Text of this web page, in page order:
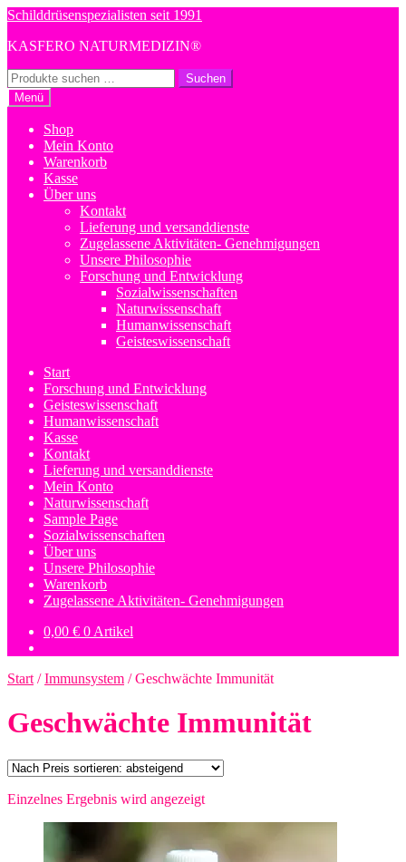
Zur
springen
Zum
springen
Schilddrüsenspezialisten seit 1991
KASFERO NATURMEDIZIN®
Suchen
nach:
Suchen
Menü
Shop
Mein Konto
Warenkorb
Kasse
Über uns
Kontakt
Lieferung und versanddienste
Zugelassene Aktivitäten- Genehmigungen
Unsere Philosophie
Forschung und Entwicklung
Sozialwissenschaften
Naturwissenschaft
Humanwissenschaft
Geisteswissenschaft
Start
Forschung und Entwicklung
Geisteswissenschaft
Humanwissenschaft
Kasse
Kontakt
Lieferung und versanddienste
Mein Konto
Naturwissenschaft
Sample Page
Sozialwissenschaften
Über uns
Unsere Philosophie
Warenkorb
Zugelassene Aktivitäten- Genehmigungen
0,00 € 0 Artikel
Start /Immunsystem /Geschwächte Immunität
Geschwächte Immunität
Einzelnes Ergebnis wird angezeigt